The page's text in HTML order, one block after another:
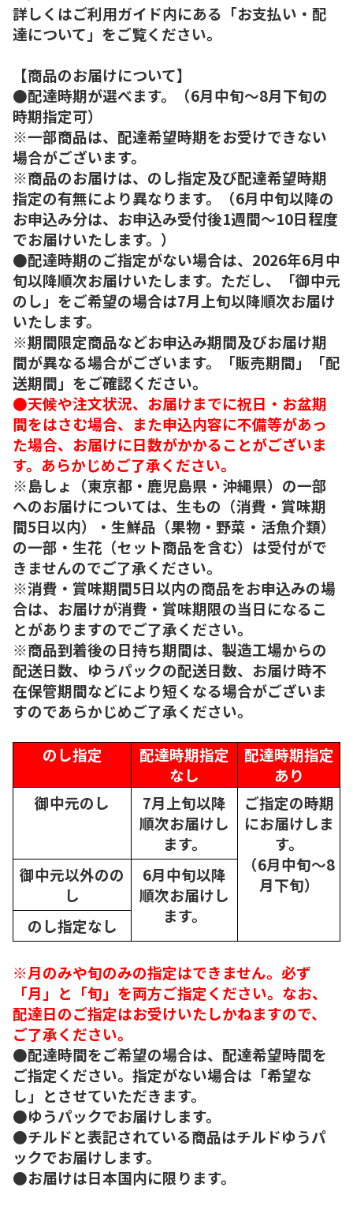
詳しくはご利用ガイド内にある「お支払い・配
達について」をご覧ください。
【商品のお届けについて】
●配達時期が選べます。（6月中旬～8月下旬の
時期指定可）
※一部商品は、配達希望時期をお受けできない
場合がございます。
※商品のお届けは、のし指定及び配達希望時期
指定の有無により異なります。（6月中旬以降の
お申込み分は、お申込み受付後1週間～10日程度
でお届けいたします。）
●配達時期のご指定がない場合は、2026年6月中
旬以降順次お届けいたします。ただし、「御中元
のし」をご希望の場合は7月上旬以降順次お届け
いたします。
※期間限定商品などお申込み期間及びお届け期
間が異なる場合がございます。「販売期間」「配
送期間」をご確認ください。
●天候や注文状況、お届けまでに祝日・お盆期
間をはさむ場合、また申込内容に不備等があっ
た場合、お届けに日数がかかることがございま
す。あらかじめご了承ください。
※島しょ（東京都・鹿児島県・沖縄県）の一部
へのお届けについては、生もの（消費・賞味期
間5日以内）・生鮮品（果物・野菜・活魚介類）
の一部・生花（セット商品を含む）は受付がで
きませんのでご了承ください。
※消費・賞味期間5日以内の商品をお申込みの場
合は、お届けが消費・賞味期限の当日になるこ
とがありますのでご了承ください。
※商品到着後の日持ち期間は、製造工場からの
配送日数、ゆうパックの配送日数、お届け時不
在保管期間などにより短くなる場合がございま
すのであらかじめご了承ください。
のし指定
配達時期指定
なし
配達時期指定
あり
御中元のし
7月上旬以降
順次お届けし
ます。
ご指定の時期
にお届けしま
す。
（6月中旬～8
月下旬）
御中元以外のの
し
6月中旬以降
順次お届けし
ます。
のし指定なし
※月のみや旬のみの指定はできません。必ず
「月」と「旬」を両方ご指定ください。なお、
配達日のご指定はお受けいたしかねますので、
ご了承ください。
●配達時間をご希望の場合は、配達希望時間を
ご指定ください。指定がない場合は「希望な
し」とさせていただきます。
●ゆうパックでお届けします。
●チルドと表記されている商品はチルドゆうパ
ックでお届けします。
●お届けは日本国内に限ります。